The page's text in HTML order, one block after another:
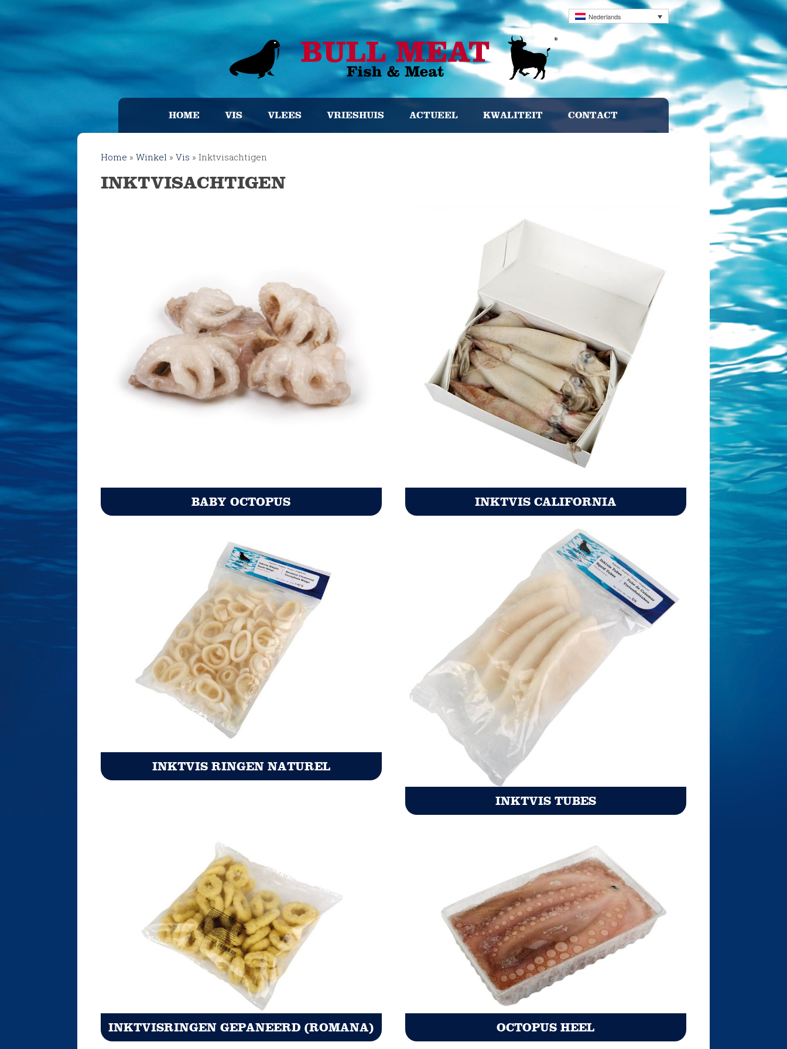
Nederlands
HOME VIS VLEES VRIESHUIS ACTUEEL KWALITEIT CONTACT
Home » Winkel » Vis » Inktvisachtigen
INKTVISACHTIGEN
BABY OCTOPUS INKTVIS CALIFORNIA
INKTVIS RINGEN NATUREL
INKTVIS TUBES
INKTVISRINGEN GEPANEERD (ROMANA) OCTOPUS HEEL